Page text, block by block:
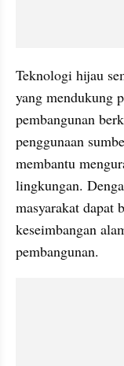
Teknologi hijau
yang mendukung
pembangunan
penggunaan
membantu
lingkungan.
masyarakat dapat
keseimbangan
pembangunan.